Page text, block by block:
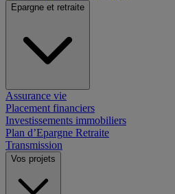
Epargne et retraite
Assurance vie
Placement financiers
Investissements immobiliers
Plan d’Epargne Retraite
Transmission
Vos projets